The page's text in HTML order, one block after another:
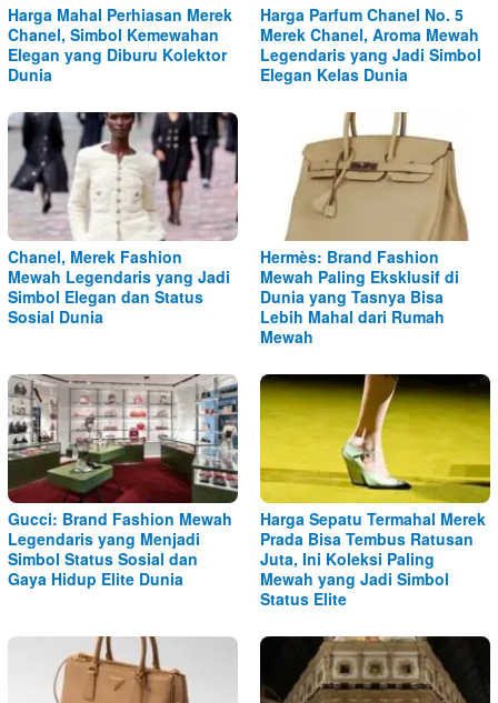
Harga Mahal Perhiasan Merek
Chanel, Simbol Kemewahan
Elegan yang Diburu Kolektor
Dunia
Harga Parfum Chanel No. 5
Merek Chanel, Aroma Mewah
Legendaris yang Jadi Simbol
Elegan Kelas Dunia
Chanel, Merek Fashion
Mewah Legendaris yang Jadi
Simbol Elegan dan Status
Sosial Dunia
Hermès: Brand Fashion
Mewah Paling Eksklusif di
Dunia yang Tasnya Bisa
Lebih Mahal dari Rumah
Mewah
Gucci: Brand Fashion Mewah
Legendaris yang Menjadi
Simbol Status Sosial dan
Gaya Hidup Elite Dunia
Harga Sepatu Termahal Merek
Prada Bisa Tembus Ratusan
Juta, Ini Koleksi Paling
Mewah yang Jadi Simbol
Status Elite